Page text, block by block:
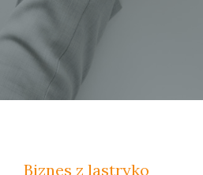
Biznes z lastryko